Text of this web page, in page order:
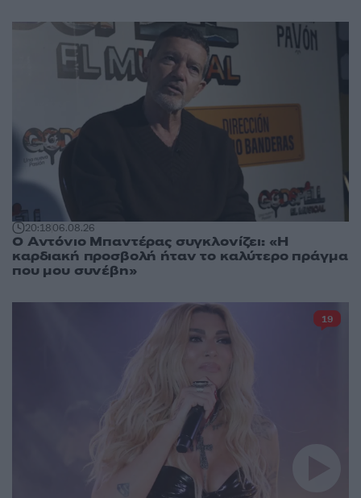
20:1806.08.26
Ο Αντόνιο Μπαντέρας συγκλονίζει: «Η
καρδιακή προσβολή ήταν το καλύτερο πράγμα
που μου συνέβη»
19